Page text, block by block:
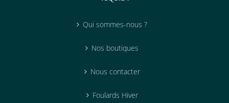
Qui sommes-nous ?
Nos boutiques
Nous contacter
Foulards Hiver